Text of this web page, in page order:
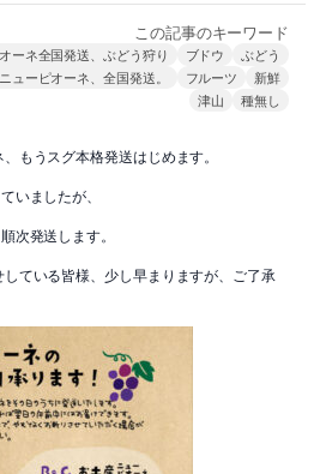
この記事のキーワード
ーネ全国発送、ぶどう狩り ブドウ
ぶどう
ューピオーネ、全国発送。 フルーツ
新鮮
津山
種無し
もうスグ本格発送はじめます。
いましたが、
次発送します。
ている皆様、少し早まりますが、ご了承